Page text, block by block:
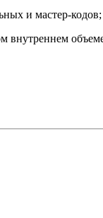
и мастер-кодов;
внутреннем